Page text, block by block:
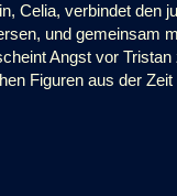
Celia, verbindet den
und gemeinsam
Angst vor
Figuren aus der